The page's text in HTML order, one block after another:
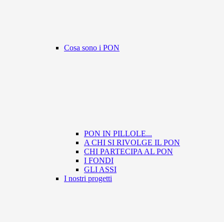
Cosa sono i PON
PON IN PILLOLE...
A CHI SI RIVOLGE IL PON
CHI PARTECIPA AL PON
I FONDI
GLI ASSI
I nostri progetti